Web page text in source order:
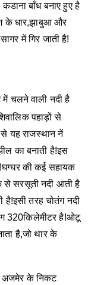
बाँध बनाए हुए है
के धार,झाबुआ और
में गिर जाती है!
में चलने वाली नदी है
पहाड़ों से
यह राजस्थान नें
का बनाती है!इस
की कई सहायक
से सरसूती नदी आती है
है!इसी तरह चोतंग नदी
320किलेमीटर है!ओटू
है,जो थार के
अजमेर के निकट